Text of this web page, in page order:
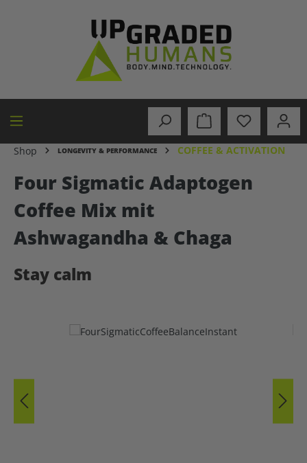
Shop LONGEVITY & PERFORMANCE COFFEE & ACTIVATION
Four Sigmatic Adaptogen
Coffee Mix mit
Ashwagandha & Chaga
Stay calm
Skip image gallery